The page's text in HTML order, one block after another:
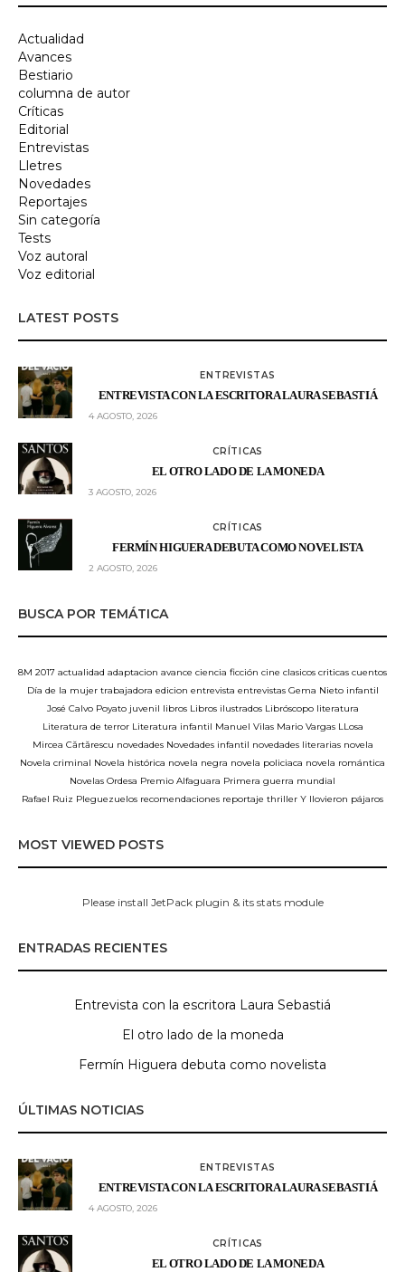
Actualidad
Avances
Bestiario
columna de autor
Críticas
Editorial
Entrevistas
Lletres
Novedades
Reportajes
Sin categoría
Tests
Voz autoral
Voz editorial
LATEST POSTS
ENTREVISTAS
ENTREVISTA CON LA ESCRITORA LAURA SEBASTIÁ
4 AGOSTO, 2026
CRÍTICAS
EL OTRO LADO DE LA MONEDA
3 AGOSTO, 2026
CRÍTICAS
FERMÍN HIGUERA DEBUTA COMO NOVELISTA
2 AGOSTO, 2026
BUSCA POR TEMÁTICA
8M 2017 actualidad adaptacion avance ciencia ficción cine clasicos criticas cuentos
Día de la mujer trabajadora edicion entrevista entrevistas Gema Nieto infantil
José Calvo Poyato juvenil libros Libros ilustrados Libróscopo literatura
Literatura de terror Literatura infantil Manuel Vilas Mario Vargas LLosa
Mircea Cărtărescu novedades Novedades infantil novedades literarias novela
Novela criminal Novela histórica novela negra novela policiaca novela romántica
Novelas Ordesa Premio Alfaguara Primera guerra mundial
Rafael Ruiz Pleguezuelos recomendaciones reportaje thriller Y llovieron pájaros
MOST VIEWED POSTS
Please install JetPack plugin & its stats module
ENTRADAS RECIENTES
Entrevista con la escritora Laura Sebastiá
El otro lado de la moneda
Fermín Higuera debuta como novelista
ÚLTIMAS NOTICIAS
ENTREVISTAS
ENTREVISTA CON LA ESCRITORA LAURA SEBASTIÁ
4 AGOSTO, 2026
CRÍTICAS
EL OTRO LADO DE LA MONEDA